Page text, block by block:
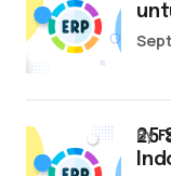
25
by